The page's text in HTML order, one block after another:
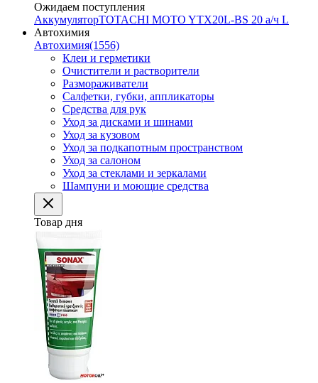
Ожидаем поступления
АккумуляторTOTACHI MOTO YTX20L-BS 20 а/ч L
Автохимия
Автохимия(1556)
Клеи и герметики
Очистители и растворители
Размораживатели
Салфетки, губки, аппликаторы
Средства для рук
Уход за дисками и шинами
Уход за кузовом
Уход за подкапотным пространством
Уход за салоном
Уход за стеклами и зеркалами
Шампуни и моющие средства
Товар дня